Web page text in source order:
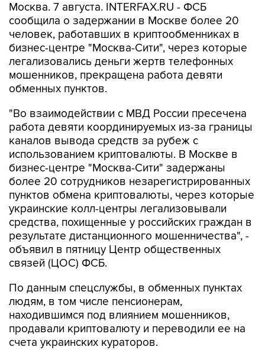
Москва. 7 августа. INTERFAX.RU - ФСБ
сообщила о задержании в Москве более 20
человек, работавших в криптообменниках в
бизнес-центре "Москва-Сити", через которые
легализовались деньги жертв телефонных
мошенников, прекращена работа девяти
обменных пунктов.
"Во взаимодействии с МВД России пресечена
работа девяти координируемых из-за границы
каналов вывода средств за рубеж с
использованием криптовалюты. В Москве в
бизнес-центре "Москва-Сити" задержаны
более 20 сотрудников незарегистрированных
пунктов обмена криптовалюты, через которые
украинские колл-центры легализовывали
средства, похищенные у российских граждан в
результате дистанционного мошенничества", -
объявил в пятницу Центр общественных
связей (ЦОС) ФСБ.
По данным спецслужбы, в обменных пунктах
людям, в том числе пенсионерам,
находившимся под влиянием мошенников,
продавали криптовалюту и переводили ее на
счета украинских кураторов.